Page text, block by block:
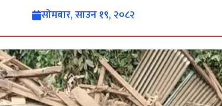
सोमबार, साउन १९, २०८२